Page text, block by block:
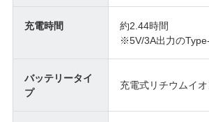
充電時間
約2.44時間
※5V/3A出力の
バッテリータイ
プ
充電式リチウムイ